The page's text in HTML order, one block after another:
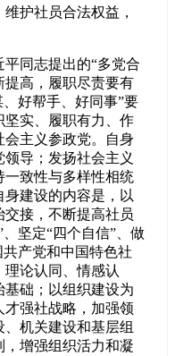
护社员合法权益，
同志提出的“多党合
提高，履职尽责要有
好帮手、好同事”要
坚实、履职有力、作
会主义参政党。自身
导；发扬社会主义
一致性与多样性相统
建设的内容是，以
接，不断提高社员
坚定“四个自信”、做
产党和中国特色社
论认同、情感认
基础；以组织建设为
强社战略，加强领
机关建设和基层组
增强组织活力和凝